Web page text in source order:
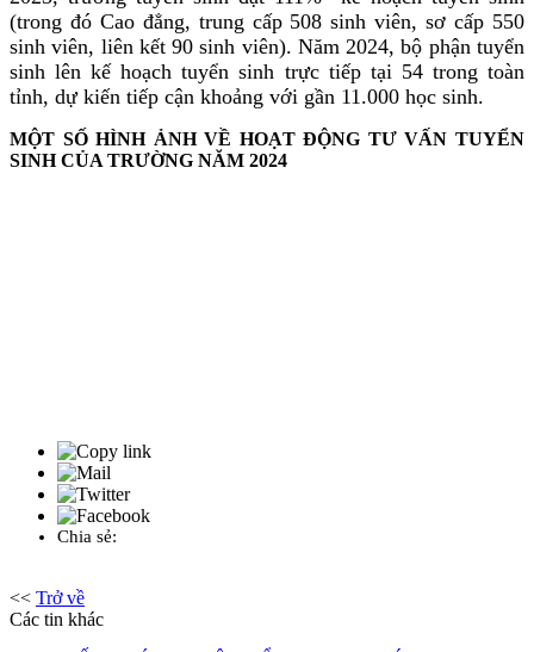
(trong đó Cao đẳng, trung cấp 508 sinh viên, sơ cấp 550
sinh viên, liên kết 90 sinh viên). Năm 2024, bộ phận tuyển
sinh lên kế hoạch tuyển sinh trực tiếp tại 54 trong toàn
tỉnh, dự kiến tiếp cận khoảng với gần 11.000 học sinh.
MỘT SỐ HÌNH ẢNH VỀ HOẠT ĐỘNG TƯ VẤN TUYỂN
SINH CỦA TRƯỜNG NĂM 2024
Chia sẻ:
<< Trở về
Các tin khác